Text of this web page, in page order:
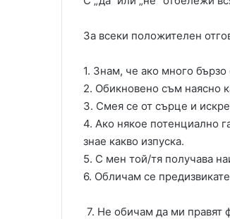
За всеки положителен
1. Знам, че ако много
2. Обикновено съм наясно
3. Смея се от сърце и
4. Ако някое потенциално
знае какво изпуска.
5. С мен той/тя получава
6. Обличам се
7. Не обичам да ми правят